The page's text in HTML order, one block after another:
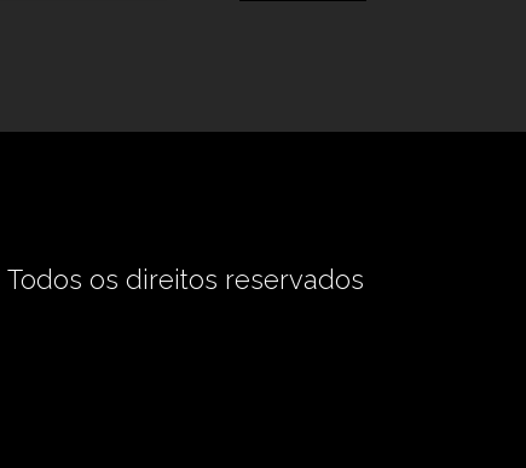
Todos os direitos reservados